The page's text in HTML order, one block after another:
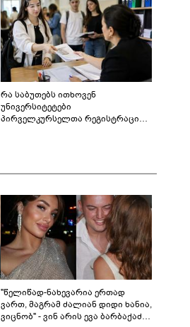
რა საბუთებს ითხოვენ
უნივერსიტეტები
პირველკურსელთა რეგისტრაციის
"წელიწად-ნახევარია ერთად
ვართ, მაგრამ ძალიან დიდი ხანია,
ვიცნობ" - ვინ არის ევა ბარბაქაძის